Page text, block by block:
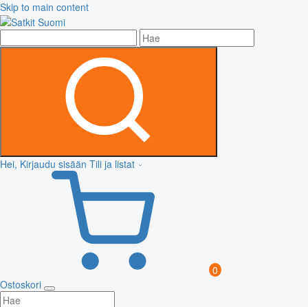
Skip to main content
Hei, Kirjaudu sisään Tili ja listat
0
Ostoskori